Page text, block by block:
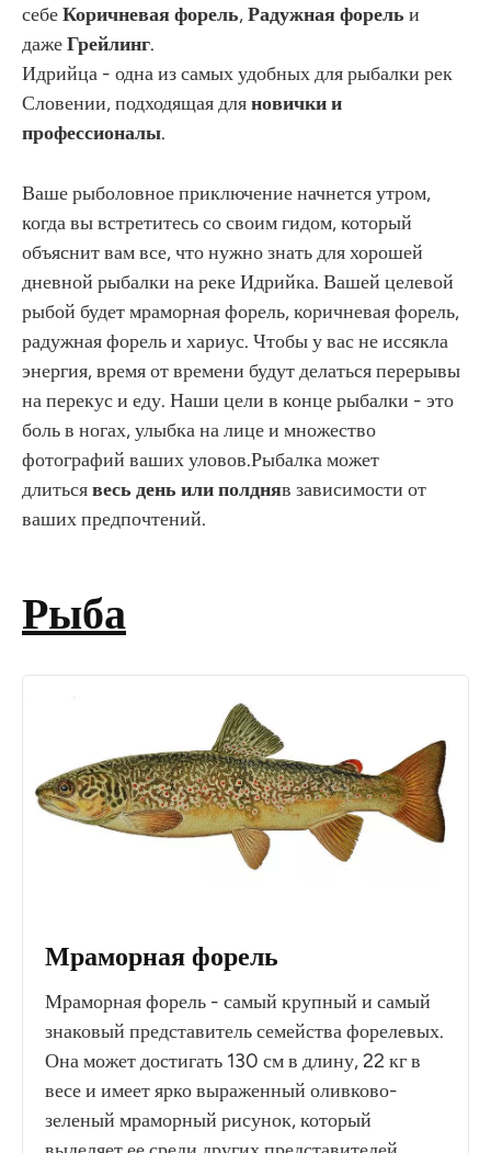
себеКоричневая форель,Радужная форель и
дажеГрейлинг.
Идрийца - одна из самых удобных для рыбалки рек
Словении, подходящая дляновички и
профессионалы.
Ваше рыболовное приключение начнется утром,
когда вы встретитесь со своим гидом, который
объяснит вам все, что нужно знать для хорошей
дневной рыбалки на реке Идрийка. Вашей целевой
рыбой будет мраморная форель, коричневая форель,
радужная форель и хариус. Чтобы у вас не иссякла
энергия, время от времени будут делаться перерывы
на перекус и еду. Наши цели в конце рыбалки - это
боль в ногах, улыбка на лице и множество
фотографий ваших уловов.Рыбалка может
длитьсявесь день или полдняв зависимости от
ваших предпочтений.
Рыба
Мраморная форель
Мраморная форель - самый крупный и самый
знаковый представитель семейства форелевых.
Она может достигать 130 см в длину, 22 кг в
весе и имеет ярко выраженный оливково-
зеленый мраморный рисунок, который